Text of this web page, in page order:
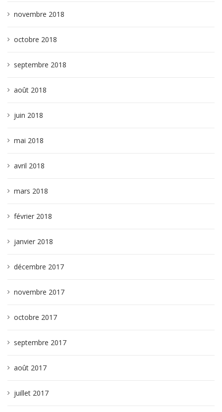
novembre 2018
octobre 2018
septembre 2018
août 2018
juin 2018
mai 2018
avril 2018
mars 2018
février 2018
janvier 2018
décembre 2017
novembre 2017
octobre 2017
septembre 2017
août 2017
juillet 2017